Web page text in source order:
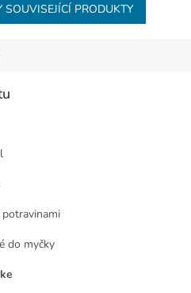
PRODUKTY
do myčky